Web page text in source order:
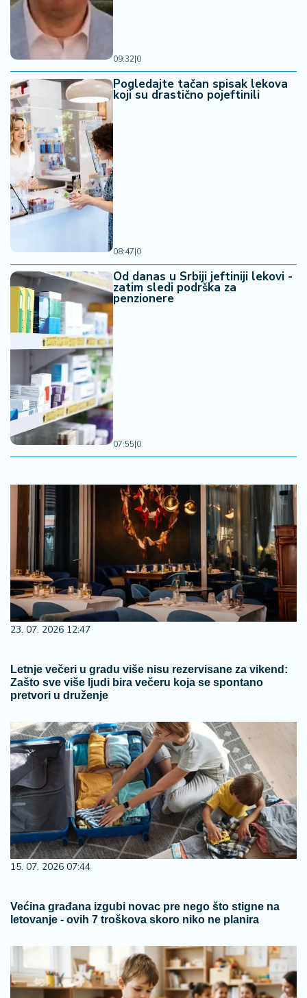
09:32|0
Pogledajte tačan spisak lekova
koji su drastično pojeftinili
08:47|0
Od danas u Srbiji jeftiniji lekovi -
zatim sledi podrška za
penzionere
07:55|0
23. 07. 2026 12:47
Letnje večeri u gradu više nisu rezervisane za vikend:
Zašto sve više ljudi bira večeru koja se spontano
pretvori u druženje
15. 07. 2026 07:44
Većina građana izgubi novac pre nego što stigne na
letovanje - ovih 7 troškova skoro niko ne planira